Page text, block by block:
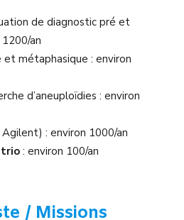
de diagnostic pré et
an
et métaphasique : environ
d’aneuploïdies : environ
: environ 1000/an
: environ 100/an
/ Missions